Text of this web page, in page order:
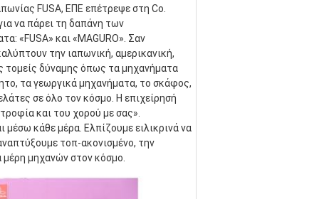
FUSA, ΕΠΕ επέτρεψε στη Co.
να πάρει τη δαπάνη των
«FUSA» και «MAGURO». Σαν
την ιαπωνική, αμερικανική,
τομείς δύναμης όπως τα μηχανήματα
τα γεωργικά μηχανήματα, το σκάφος,
σε όλο τον κόσμο. Η επιχείρησή
και του χορού με σας».
μέσω κάθε μέρα. Ελπίζουμε ειλικρινά να
τοπ-ακονισμένο, την
μέρη μηχανών στον κόσμο.